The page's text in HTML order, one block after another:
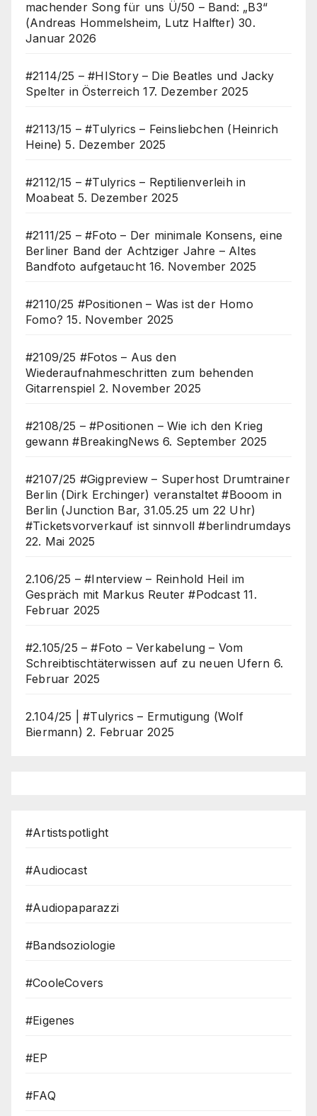
machender Song für uns Ü/50 – Band: „B3“
(Andreas Hommelsheim, Lutz Halfter) 30.
Januar 2026
#2114/25 – #HIStory – Die Beatles und Jacky
Spelter in Österreich 17. Dezember 2025
#2113/15 – #Tulyrics – Feinsliebchen (Heinrich
Heine) 5. Dezember 2025
#2112/15 – #Tulyrics – Reptilienverleih in
Moabeat 5. Dezember 2025
#2111/25 – #Foto – Der minimale Konsens, eine
Berliner Band der Achtziger Jahre – Altes
Bandfoto aufgetaucht 16. November 2025
#2110/25 #Positionen – Was ist der Homo
Fomo? 15. November 2025
#2109/25 #Fotos – Aus den
Wiederaufnahmeschritten zum behenden
Gitarrenspiel 2. November 2025
#2108/25 – #Positionen – Wie ich den Krieg
gewann #BreakingNews 6. September 2025
#2107/25 #Gigpreview – Superhost Drumtrainer
Berlin (Dirk Erchinger) veranstaltet #Booom in
Berlin (Junction Bar, 31.05.25 um 22 Uhr)
#Ticketsvorverkauf ist sinnvoll #berlindrumdays
22. Mai 2025
2.106/25 – #Interview – Reinhold Heil im
Gespräch mit Markus Reuter #Podcast 11.
Februar 2025
#2.105/25 – #Foto – Verkabelung – Vom
Schreibtischtäterwissen auf zu neuen Ufern 6.
Februar 2025
2.104/25 | #Tulyrics – Ermutigung (Wolf
Biermann) 2. Februar 2025
#Artistspotlight
#Audiocast
#Audiopaparazzi
#Bandsoziologie
#CooleCovers
#Eigenes
#EP
#FAQ